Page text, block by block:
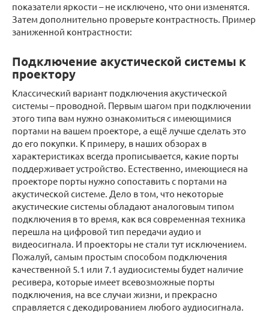
показатели яркости – не исключено, что они изменятся.
Затем дополнительно проверьте контрастность. Пример
заниженной контрастности:
Подключение акустической системы к
проектору
Классический вариант подключения акустической
системы – проводной. Первым шагом при подключении
этого типа вам нужно ознакомиться с имеющимися
портами на вашем проекторе, а ещё лучше сделать это
до его покупки. К примеру, в наших обзорах в
характеристиках всегда прописывается, какие порты
поддерживает устройство. Естественно, имеющиеся на
проекторе порты нужно сопоставить с портами на
акустической системе. Дело в том, что некоторые
акустические системы обладают аналоговым типом
подключения в то время, как вся современная техника
перешла на цифровой тип передачи аудио и
видеосигнала. И проекторы не стали тут исключением.
Пожалуй, самым простым способом подключения
качественной 5.1 или 7.1 аудиосистемы будет наличие
ресивера, которые имеет всевозможные порты
подключения, на все случаи жизни, и прекрасно
справляется с декодированием любого аудиосигнала.